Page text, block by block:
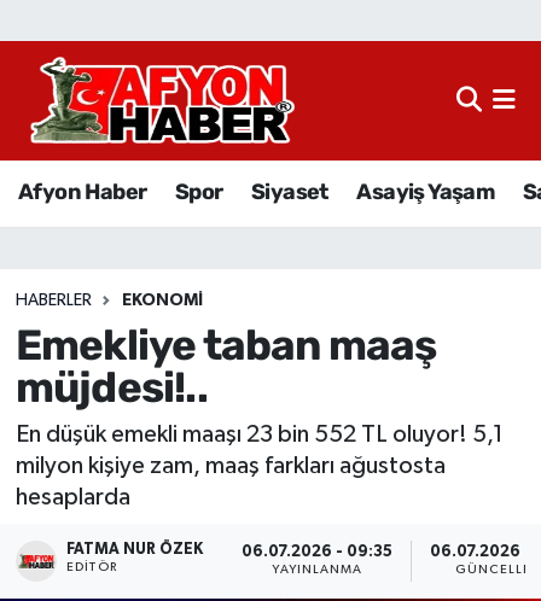
Afyon Haber Spor Siyaset Asayiş Yaşam
HABERLER EKONOMI
Emekliye taban maaş
müjdesi!..
En düşük emekli maaşı 23 bin 552 TL oluyor! 5,1
milyon kişiye zam, maaş farkları ağustosta
hesaplarda
FATMA NUR ÖZEK
EDITÖR
06.07.2026 - 09:35
YAYINLANMA
06.07.2026 -
Afyon Haber
Sağlık
Eğitim
Sivil Toplum